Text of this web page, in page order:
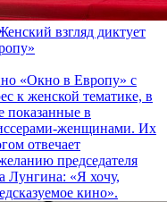
взгляд диктует
«Окно в Европу» с
к женской тематике, в
показанные в
женщинами. Их
отвечает
председателя
Лунгина: «Я хочу,
кино».